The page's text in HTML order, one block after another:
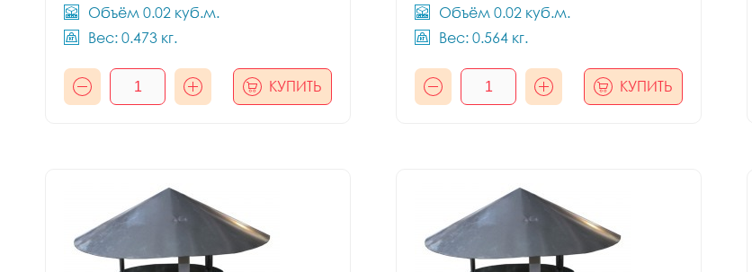
Объём 0.02 куб.м.
Вес: 0.473 кг.
КУПИТЬ
Объём 0.02 куб.м.
Вес: 0.564 кг.
КУПИТЬ